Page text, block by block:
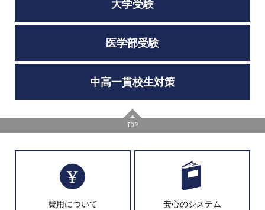
大学受験
医学部受験
中高一貫校生対策
TOP
費用について 安心のシステム